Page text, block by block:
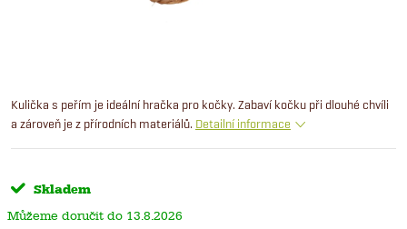
Kulička s peřím je ideální hračka pro kočky. Zabaví kočku při dlouhé chvíli
a zároveň je z přírodních materiálů. Detailní informace
Skladem
13.8.2026